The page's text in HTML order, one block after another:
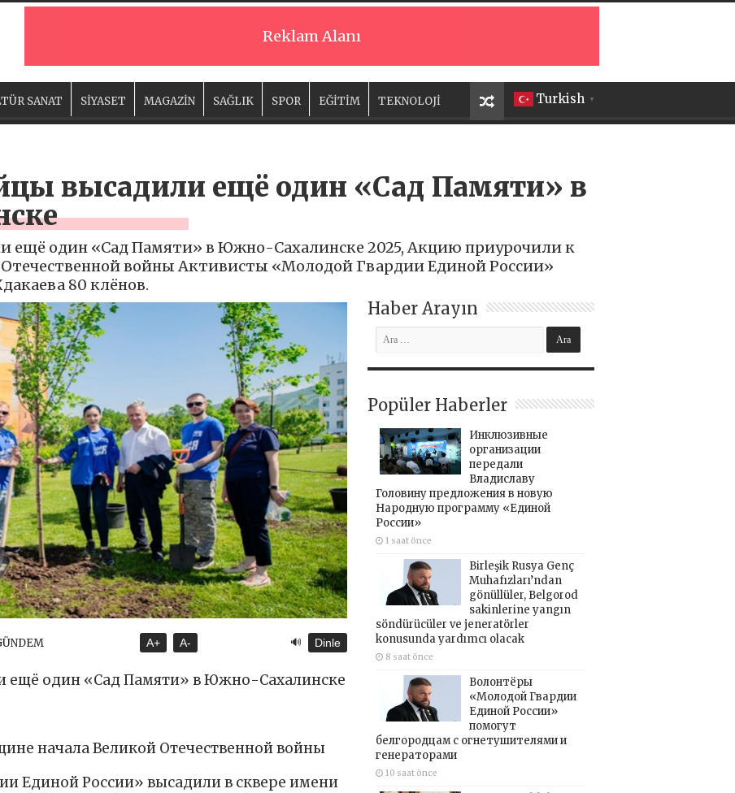
Reklam Alanı
Turkish ▼
SANAT SİYASET MAGAZİN SAĞLIK SPOR EĞİTİM TEKNOLOJİ
высадили ещё один «Сад Памяти» в
ещё один «Сад Памяти» в Южно-Сахалинске 2025, Акцию приурочили к
войны Активисты «Молодой Гвардии Единой России»
80 клёнов.
A+ A- 🔊 Dinle
ещё один «Сад Памяти» в Южно-Сахалинске
начала Великой Отечественной войны
Единой России» высадили в сквере имени
Haber Arayın
Popüler Haberler
Инклюзивные
организации
передали
Владиславу
Головину предложения в новую
Народную программу «Единой
России»
1 saat önce
Birleşik Rusya Genç
Muhafızları’ndan
gönüllüler, Belgorod
sakinlerine yangın
söndürücüler ve jeneratörler
konusunda yardımcı olacak
8 saat önce
Волонтёры
«Молодой Гвардии
Единой России»
помогут
белгородцам с огнетушителями и
генераторами
10 saat önce